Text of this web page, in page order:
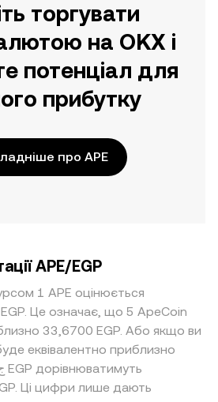
торгувати
на OKX і
потенціал для
прибутку
про APE
APE/EGP
1 APE оцінюється
Це означає, що 5 ApeCoin
33,6700 EGP. Або якщо ви
Ці цифри лише дають